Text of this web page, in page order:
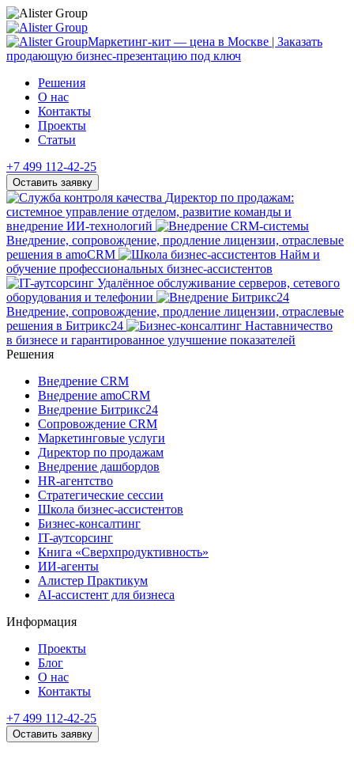
Решения
О нас
Контакты
Проекты
Статьи
+7 499 112-42-25
Оставить заявку
Директор по продажам:
системное управление отделом, развитие команды и
внедрение ИИ-технологий
Внедрение, сопровождение, продление лицензии, отраслевые
решения в amoCRM
Найм и
обучение профессиональных бизнес-ассистентов
Удалённое обслуживание серверов, сетевого
оборудования и телефонии
Внедрение, сопровождение, продление лицензии, отраслевые
решения в Битрикс24
Наставничество
в бизнесе и гарантированное улучшение показателей
Решения
Внедрение CRM
Внедрение amoCRM
Внедрение Битрикс24
Сопровождение CRM
Маркетинговые услуги
Директор по продажам
Внедрение дашбордов
HR-агентство
Стратегические сессии
Школа бизнес-ассистентов
Бизнес-консалтинг
IT-аутсорсинг
Книга «Сверхпродуктивность»
ИИ-агенты
Алистер Практикум
AI-ассистент для бизнеса
Информация
Проекты
Блог
О нас
Контакты
+7 499 112-42-25
Оставить заявку